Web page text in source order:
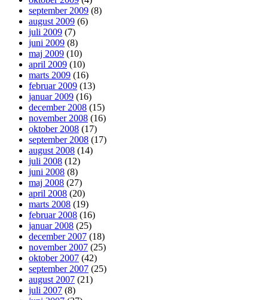
september 2009 (8)
august 2009 (6)
juli 2009 (7)
juni 2009 (8)
maj 2009 (10)
april 2009 (10)
marts 2009 (16)
februar 2009 (13)
januar 2009 (16)
december 2008 (15)
november 2008 (16)
oktober 2008 (17)
september 2008 (17)
august 2008 (14)
juli 2008 (12)
juni 2008 (8)
maj 2008 (27)
april 2008 (20)
marts 2008 (19)
februar 2008 (16)
januar 2008 (25)
december 2007 (18)
november 2007 (25)
oktober 2007 (42)
september 2007 (25)
august 2007 (21)
juli 2007 (8)